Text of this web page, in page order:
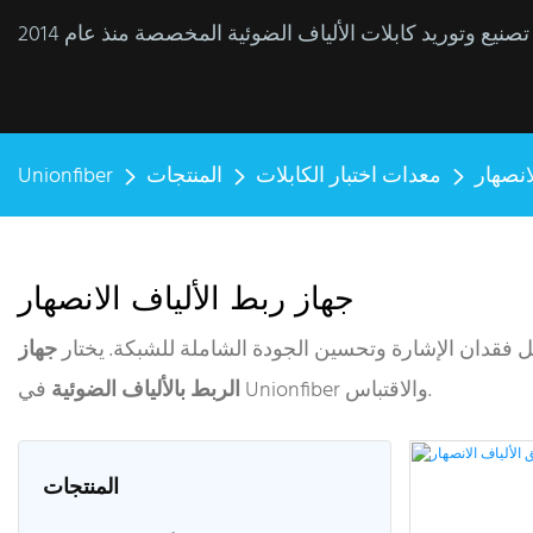
Unionfiber المنتجات معدات اختبار الكابلات
جهاز ربط الألياف الانصهار
فقدان الإشارة وتحسين الجودة الشاملة للشبكة. يختارجهاز
الربط بالألياف الضوئية
في Unionfiber والاقتباس.
المنتجات